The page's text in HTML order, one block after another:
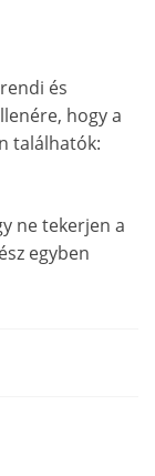
és
hogy a
találhatók:
ne tekerjen a
egyben